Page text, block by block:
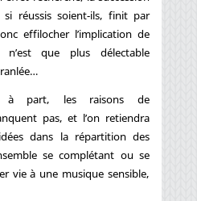
si réussis soient-ils, finit par
effilocher l’implication de
n’est que plus délectable
à part, les raisons de
pas, et l’on retiendra
dans la répartition des
se complétant ou se
vie à une musique sensible,